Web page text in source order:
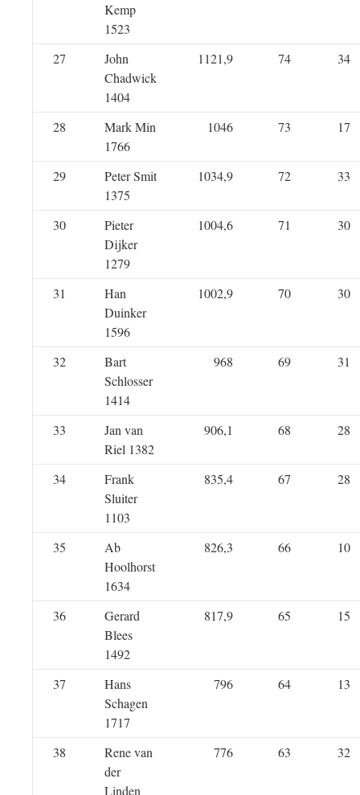
Kemp
1523
27
John
Chadwick
1404
1121,9 74 34
28
Mark Min
1766
1046 73 17
29
Peter Smit
1375
1034,9 72 33
30
Pieter
Dijker
1279
1004,6 71 30
31
Han
Duinker
1596
1002,9 70 30
32
Bart
Schlosser
1414
968 69 31
33
Jan van
Riel 1382
906,1 68 28
34
Frank
Sluiter
1103
835,4 67 28
35
Ab
Hoolhorst
1634
826,3 66 10
36
Gerard
Blees
1492
817,9 65 15
37
Hans
Schagen
1717
796 64 13
38
Rene van
der
Linden
776 63 32